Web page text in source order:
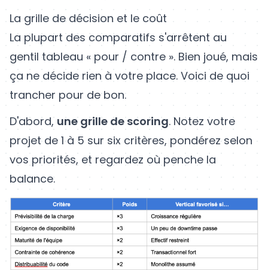
La grille de décision et le coût
La plupart des comparatifs s'arrêtent au
gentil tableau « pour / contre ». Bien joué, mais
ça ne décide rien à votre place. Voici de quoi
trancher pour de bon.
D'abord, une grille de scoring. Notez votre
projet de 1 à 5 sur six critères, pondérez selon
vos priorités, et regardez où penche la
balance.